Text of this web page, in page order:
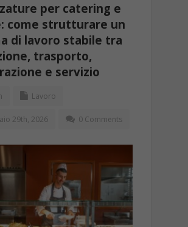
per catering e
come strutturare un
di lavoro stabile tra
trasporto,
e servizio
Lavoro
29th, 2026 0 Comments